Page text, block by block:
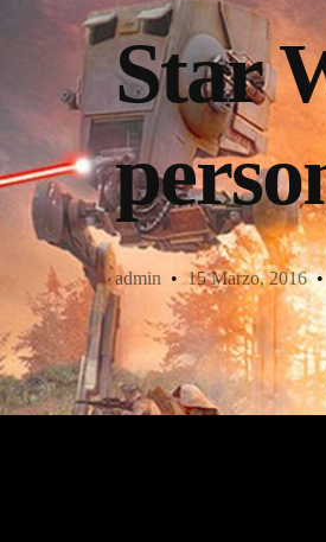
Star
admin 15 Marzo, 2016